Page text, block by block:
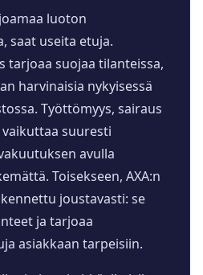
luoton
saat useita etuja.
tarjoaa suojaa tilanteissa,
harvinaisia nykyisessä
Työttömyys, sairaus
suuresti
avulla
Toisekseen, AXA:n
joustavasti: se
ja tarjoaa
asiakkaan tarpeisiin.